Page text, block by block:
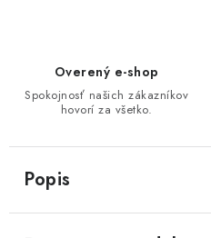
Overený e-shop
Spokojnosť našich zákazníkov
hovorí za všetko.
Popis